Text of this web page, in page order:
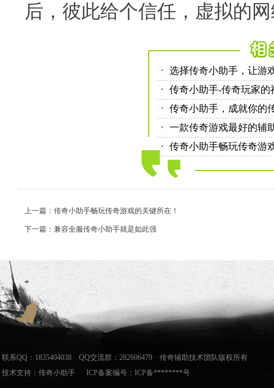
后，彼此给个信任，虚拟的
选择传奇小助手，让游
传奇小助手-传奇玩家的
传奇小助手，成就你的
一款传奇游戏最好的辅
传奇小助手畅玩传奇游
上一篇：传奇小助手畅玩传奇游戏的关键所在！
下一篇：兼容全服传奇小助手就是如此强
联系QQ：1835404038 QQ交流群：282606479 传奇辅助技术团队版权所有
技术支持： 传奇小助手 ICP备案编号：ICP备********号